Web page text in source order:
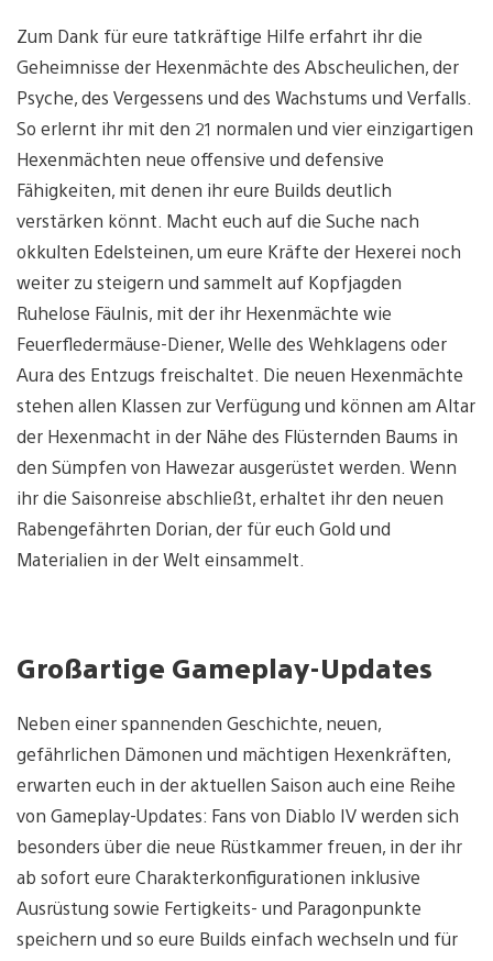
Zum Dank für eure tatkräftige Hilfe erfahrt ihr die
Geheimnisse der Hexenmächte des Abscheulichen, der
Psyche, des Vergessens und des Wachstums und Verfalls.
So erlernt ihr mit den 21 normalen und vier einzigartigen
Hexenmächten neue offensive und defensive
Fähigkeiten, mit denen ihr eure Builds deutlich
verstärken könnt. Macht euch auf die Suche nach
okkulten Edelsteinen, um eure Kräfte der Hexerei noch
weiter zu steigern und sammelt auf Kopfjagden
Ruhelose Fäulnis, mit der ihr Hexenmächte wie
Feuerfledermäuse-Diener, Welle des Wehklagens oder
Aura des Entzugs freischaltet. Die neuen Hexenmächte
stehen allen Klassen zur Verfügung und können am Altar
der Hexenmacht in der Nähe des Flüsternden Baums in
den Sümpfen von Hawezar ausgerüstet werden. Wenn
ihr die Saisonreise abschließt, erhaltet ihr den neuen
Rabengefährten Dorian, der für euch Gold und
Materialien in der Welt einsammelt.
Großartige Gameplay-Updates
Neben einer spannenden Geschichte, neuen,
gefährlichen Dämonen und mächtigen Hexenkräften,
erwarten euch in der aktuellen Saison auch eine Reihe
von Gameplay-Updates: Fans von Diablo IV werden sich
besonders über die neue Rüstkammer freuen, in der ihr
ab sofort eure Charakterkonfigurationen inklusive
Ausrüstung sowie Fertigkeits- und Paragonpunkte
speichern und so eure Builds einfach wechseln und für